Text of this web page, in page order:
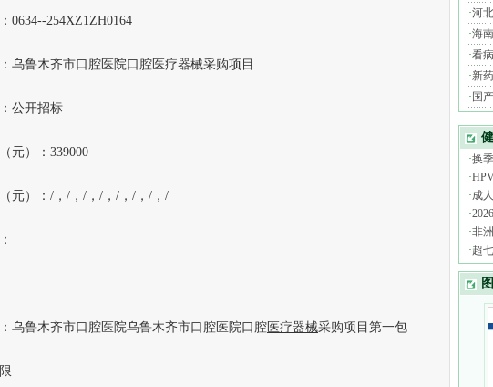
254XZ1ZH0164
鲁木齐市口腔医院口腔医疗器械采购项目
公开招标
）：339000
）：/，/，/，/，/，/，/，/
鲁木齐市口腔医院乌鲁木齐市口腔医院口腔 医疗器械采购项目第一包